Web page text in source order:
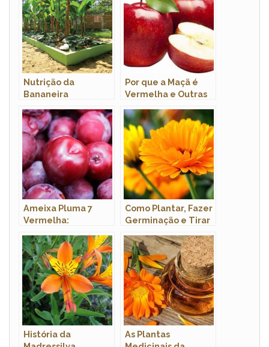
Nutrição da
Bananeira
Por que a Maçã é
Vermelha e Outras
a Maçã
Ameixa Pluma 7
Vermelha:
Características e
Fotos
Como Plantar, Fazer
Germinação e Tirar
História da
As Plantas